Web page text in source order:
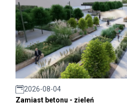
2026-08-04
Zamiast betonu - zieleń